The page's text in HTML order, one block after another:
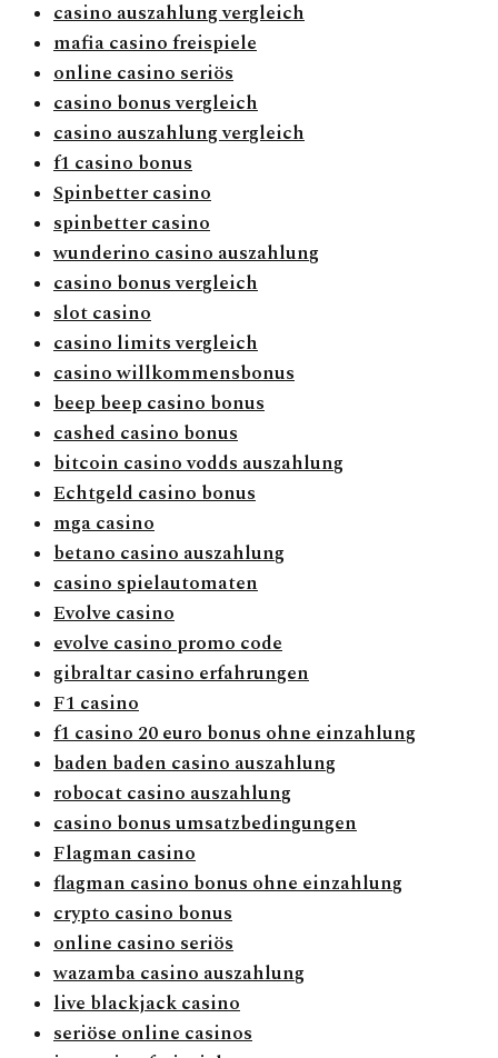
casino auszahlung vergleich
mafia casino freispiele
online casino seriös
casino bonus vergleich
casino auszahlung vergleich
f1 casino bonus
Spinbetter casino
spinbetter casino
wunderino casino auszahlung
casino bonus vergleich
slot casino
casino limits vergleich
casino willkommensbonus
beep beep casino bonus
cashed casino bonus
bitcoin casino vodds auszahlung
Echtgeld casino bonus
mga casino
betano casino auszahlung
casino spielautomaten
Evolve casino
evolve casino promo code
gibraltar casino erfahrungen
F1 casino
f1 casino 20 euro bonus ohne einzahlung
baden baden casino auszahlung
robocat casino auszahlung
casino bonus umsatzbedingungen
Flagman casino
flagman casino bonus ohne einzahlung
crypto casino bonus
online casino seriös
wazamba casino auszahlung
live blackjack casino
seriöse online casinos